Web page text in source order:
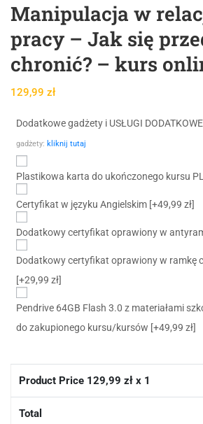
Manipulacja w
pracy – Jak się
chronić? – kurs
129,99 zł
Dodatkowe gadżety i USŁUGI DODATKOWE
gadżety: kliknij tutaj
Plastikowa karta do ukończonego kursu PL
Certyfikat w języku Angielskim [+49,99 zł]
Dodatkowy certyfikat oprawiony w
Dodatkowy certyfikat oprawiony w ramkę
[+29,99 zł]
Pendrive 64GB Flash 3.0 z materiałami
do zakupionego kursu/kursów [+49,99 zł]
Product Price 129,99 zł x 1
Total